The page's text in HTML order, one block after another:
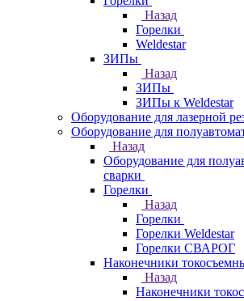
Назад
Горелки
Weldestar
ЗИПы
Назад
ЗИПы
ЗИПы к Weldestar
Оборудование для лазерной
Оборудование для
Назад
Оборудование для
сварки
Горелки
Назад
Горелки
Горелки Weldestar
Горелки СВАРОГ
Наконечники
Назад
Наконечники